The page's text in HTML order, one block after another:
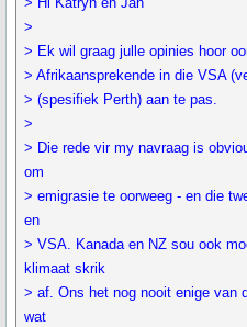
>
> Ek wil graag julle opinies hoor
> Afrikaansprekende in die VSA
> (spesifiek Perth) aan te pas.
>
> Die rede vir my navraag is
om
> emigrasie te oorweeg - en die
en
> VSA. Kanada en NZ sou ook
klimaat skrik
> af. Ons het nog nooit enige van
wat